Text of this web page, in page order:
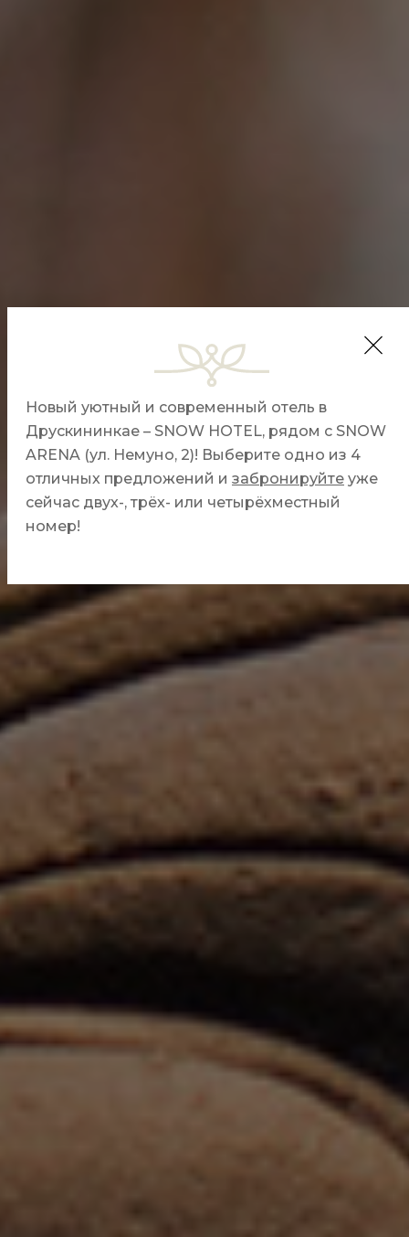
​Новый уютный и современный отель в
Друскининкае – SNOW HOTEL, рядом с SNOW
ARENA (ул. Немуно, 2)! Выберите одно из 4
отличных предложений и забронируйте уже
сейчас двух-, трёх- или четырёхместный
номер!